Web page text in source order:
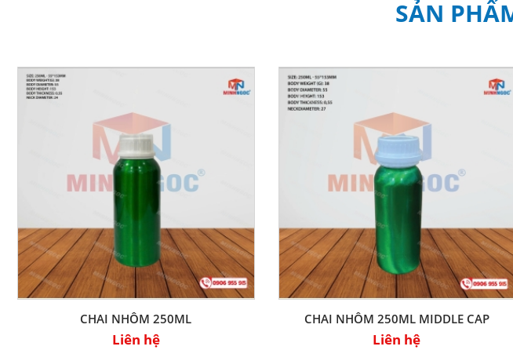
SẢN
CHAI NHÔM 250ML
Liên hệ
CHAI NHÔM 250ML MIDDLE CAP
Liên hệ